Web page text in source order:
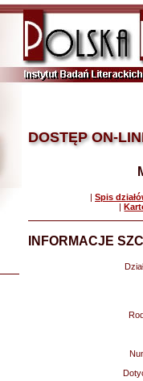
DOSTĘP ON-
| Spis
|
INFORMACJE